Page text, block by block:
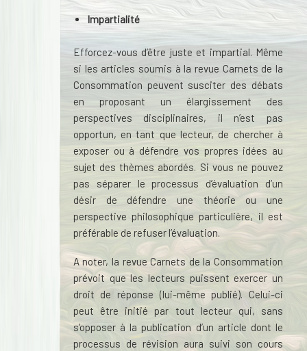
Impartialité
Efforcez-vous d’être juste et impartial. Même
si les articles soumis à la revue Carnets de la
Consommation peuvent susciter des débats
en proposant un élargissement des
perspectives disciplinaires, il n’est pas
opportun, en tant que lecteur, de chercher à
exposer ou à défendre vos propres idées au
sujet des thèmes abordés. Si vous ne pouvez
pas séparer le processus d’évaluation d’un
désir de défendre une théorie ou une
perspective philosophique particulière, il est
préférable de refuser l’évaluation.
A noter, la revue Carnets de la Consommation
prévoit que les lecteurs puissent exercer un
droit de réponse (lui-même publié). Celui-ci
peut être initié par tout lecteur qui, sans
s’opposer à la publication d’un article dont le
processus de révision aura suivi son cours